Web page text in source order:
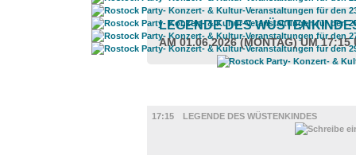
LEGENDE DES
AM 01.06.2026 (MONTAG) UM 17:15
17:15
LEGENDE DES WÜSTENKINDES